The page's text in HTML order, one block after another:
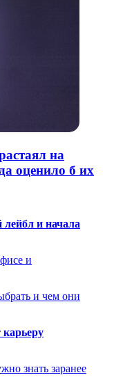
на
оценило б их
и начала
и
и чем они
знать заранее